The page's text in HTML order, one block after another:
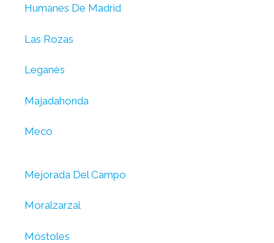
Humanes De Madrid
Las Rozas
Leganés
Majadahonda
Meco
Mejorada Del Campo
Moralzarzal
Móstoles